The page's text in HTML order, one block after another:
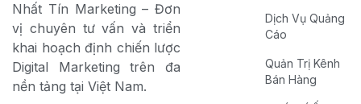
Nhất Tín Marketing – Đơn
vị chuyên tư vấn và triển
khai hoạch định chiến lược
Digital Marketing trên đa
nền tảng tại Việt Nam.
Dịch Vụ Quảng
Cáo
Quản Trị Kênh
Bán Hàng